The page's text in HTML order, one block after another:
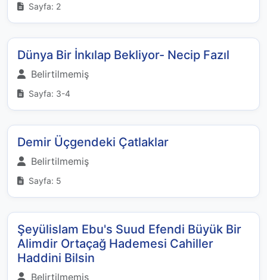
Sayfa: 2
Dünya Bir İnkılap Bekliyor- Necip Fazıl
Belirtilmemiş
Sayfa: 3-4
Demir Üçgendeki Çatlaklar
Belirtilmemiş
Sayfa: 5
Şeyülislam Ebu's Suud Efendi Büyük Bir
Alimdir Ortaçağ Hademesi Cahiller
Haddini Bilsin
Belirtilmemiş